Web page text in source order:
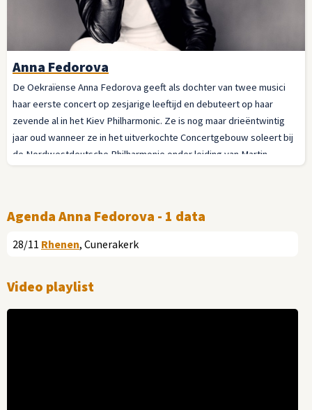
Anna Fedorova
De Oekraïense Anna Fedorova geeft als dochter van twee musici
haar eerste concert op zesjarige leeftijd en debuteert op haar
zevende al in het Kiev Philharmonic. Ze is nog maar drieëntwintig
jaar oud wanneer ze in het uitverkochte Concertgebouw soleert bij
de Nordwestdeutsche Philharmonie onder leiding van Martin
Agenda Anna Fedorova - 1 data
28/11 Rhenen, Cunerakerk
Video playlist